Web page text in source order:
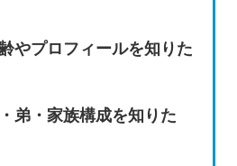
やプロフィールを知りた
弟・家族構成を知りた